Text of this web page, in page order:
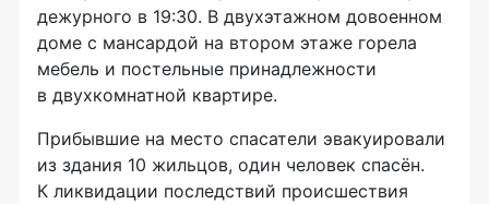
дежурного в 19:30. В двухэтажном довоенном
доме с мансардой на втором этаже горела
мебель и постельные принадлежности
в двухкомнатной квартире.
Прибывшие на место спасатели эвакуировали
из здания 10 жильцов, один человек спасён.
К ликвидации последствий происшествия